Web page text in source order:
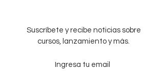
Suscríbete y recibe noticias sobre
cursos, lanzamiento y más.